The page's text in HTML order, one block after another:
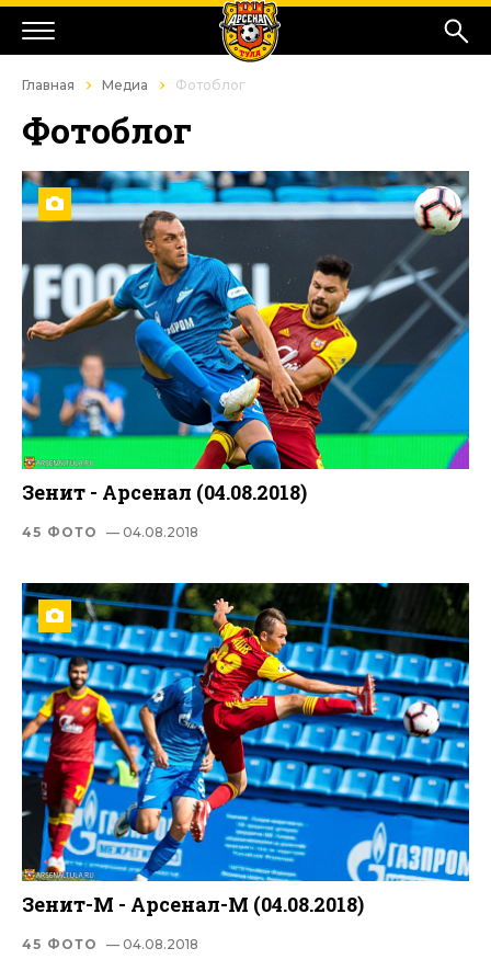
Главная Медиа Фотоблог
Фотоблог
Зенит - Арсенал (04.08.2018)
45 ФОТО — 04.08.2018
Зенит-М - Арсенал-М (04.08.2018)
45 ФОТО — 04.08.2018